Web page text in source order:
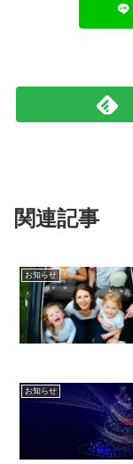
関連記事
お知らせ
お知らせ